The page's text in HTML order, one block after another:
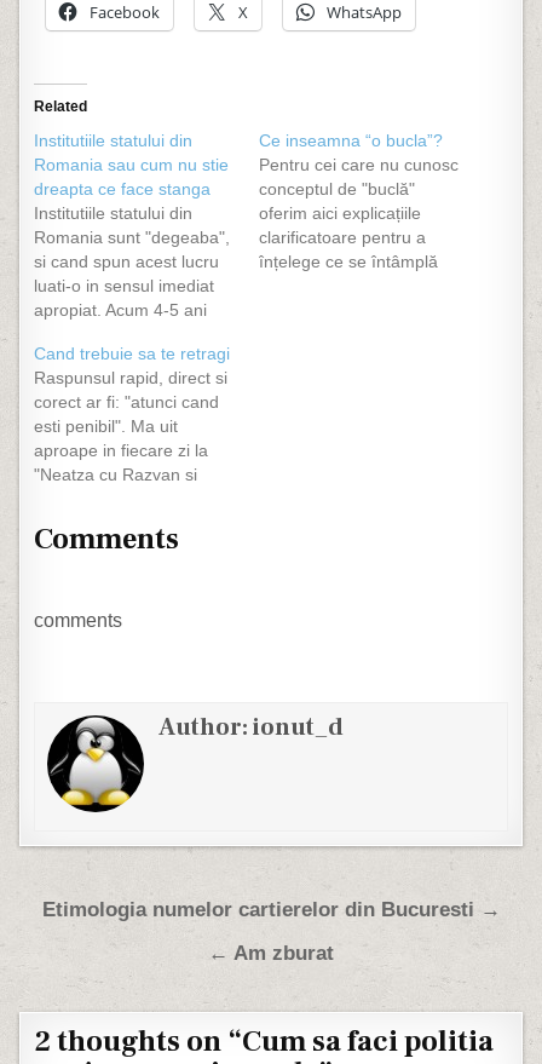
Facebook X WhatsApp
Related
Institutiile statului din
Romania sau cum nu stie
dreapta ce face stanga
Institutiile statului din
Romania sunt "degeaba",
si cand spun acest lucru
luati-o in sensul imediat
apropiat. Acum 4-5 ani
localitate, intr-un satuc la
niste zeci de km de Tg.
Neamt, o amenda de
170.000 ROL pentru ca
masina cu care eram
avea toba sparta.
Ce inseamna “o bucla”?
Pentru cei care nu cunosc
conceptul de "buclă"
oferim aici explicațiile
clarificatoare pentru a
înțelege ce se întâmplă
Cand trebuie sa te retragi
Raspunsul rapid, direct si
corect ar fi: "atunci cand
esti penibil". Ma uit
aproape in fiecare zi la
"Neatza cu Razvan si
au si de ce ii invita pe
urma si…
Comments
comments
Author:ionut_d
Post navigation
Etimologia numelor cartierelor din Bucuresti →
← Am zburat
2 thoughts on “Cum sa faci politia